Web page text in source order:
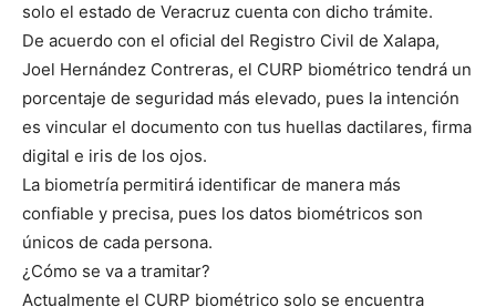
solo el estado de Veracruz cuenta con dicho trámite.
De acuerdo con el oficial del Registro Civil de Xalapa,
Joel Hernández Contreras, el CURP biométrico tendrá un
porcentaje de seguridad más elevado, pues la intención
es vincular el documento con tus huellas dactilares, firma
digital e iris de los ojos.
La biometría permitirá identificar de manera más
confiable y precisa, pues los datos biométricos son
únicos de cada persona.
¿Cómo se va a tramitar?
Actualmente el CURP biométrico solo se encuentra